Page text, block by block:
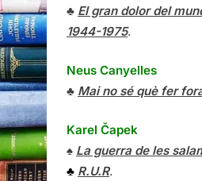
♣ El gran dolor del
1944-1975.
Neus Canyelles
♣ Mai no sé què fer
Karel Čapek
♠ La guerra de les
♣ R.U.R.